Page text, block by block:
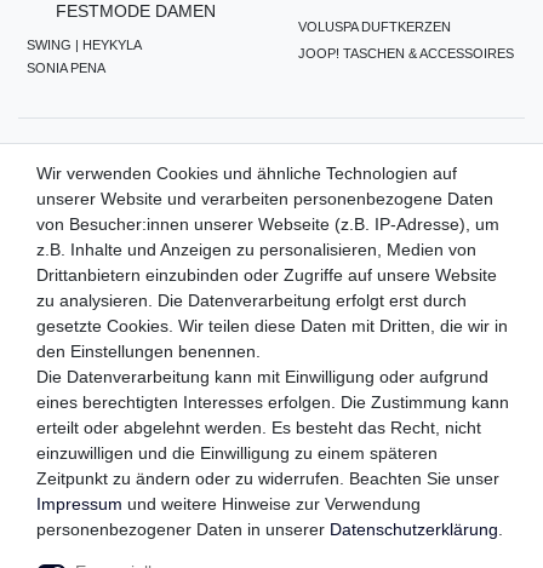
FESTMODE DAMEN
SWING | HEYKYLA
SONIA PENA
VOLUSPA DUFTKERZEN
JOOP! TASCHEN & ACCESSOIRES
WIR VERSENDEN MIT
QUALITÄTSVERSPRECHEN
FOLGEN SIE UNS
Wir verwenden Cookies und ähnliche Technologien auf
unserer Website und verarbeiten personenbezogene Daten
von Besucher:innen unserer Webseite (z.B. IP-Adresse), um
z.B. Inhalte und Anzeigen zu personalisieren, Medien von
Drittanbietern einzubinden oder Zugriffe auf unsere Website
zu analysieren. Die Datenverarbeitung erfolgt erst durch
gesetzte Cookies. Wir teilen diese Daten mit Dritten, die wir in
den Einstellungen benennen.
Die Datenverarbeitung kann mit Einwilligung oder aufgrund
eines berechtigten Interesses erfolgen. Die Zustimmung kann
erteilt oder abgelehnt werden. Es besteht das Recht, nicht
einzuwilligen und die Einwilligung zu einem späteren
Zeitpunkt zu ändern oder zu widerrufen. Beachten Sie unser
Impressum und weitere Hinweise zur Verwendung
personenbezogener Daten in unserer Daten­schutz­erklärung